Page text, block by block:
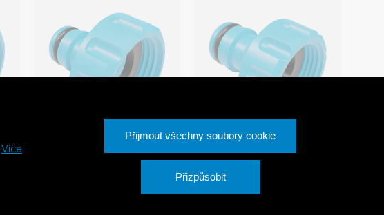
Více
Přijmout všechny soubory cookie
Přizpůsobit
Konektor s vnitřním
Konektor s vnitřním
závitem BASIC G3/4“
14 KčS DPH